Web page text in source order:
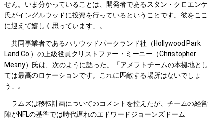
せん。いま分かっていることは、開発者であるスタン・クロエンケ
氏がイングルウッドに投資を行っているということです。彼をここ
に迎えて嬉しく思っています」。
共同事業者であるハリウッドパークランド社（Hollywood Park
Land Co.）の上級役員クリストファー・ミーニー（Christopher
Meany）氏は、次のように語った。「アメフトチームの本拠地とし
ては最高のロケーションです。これに匹敵する場所はないでしょ
う」。
ラムズは移転計画についてのコメントを控えたが、チームの経営
陣がNFLの基準では時代遅れのエドワードジョーンズドーム